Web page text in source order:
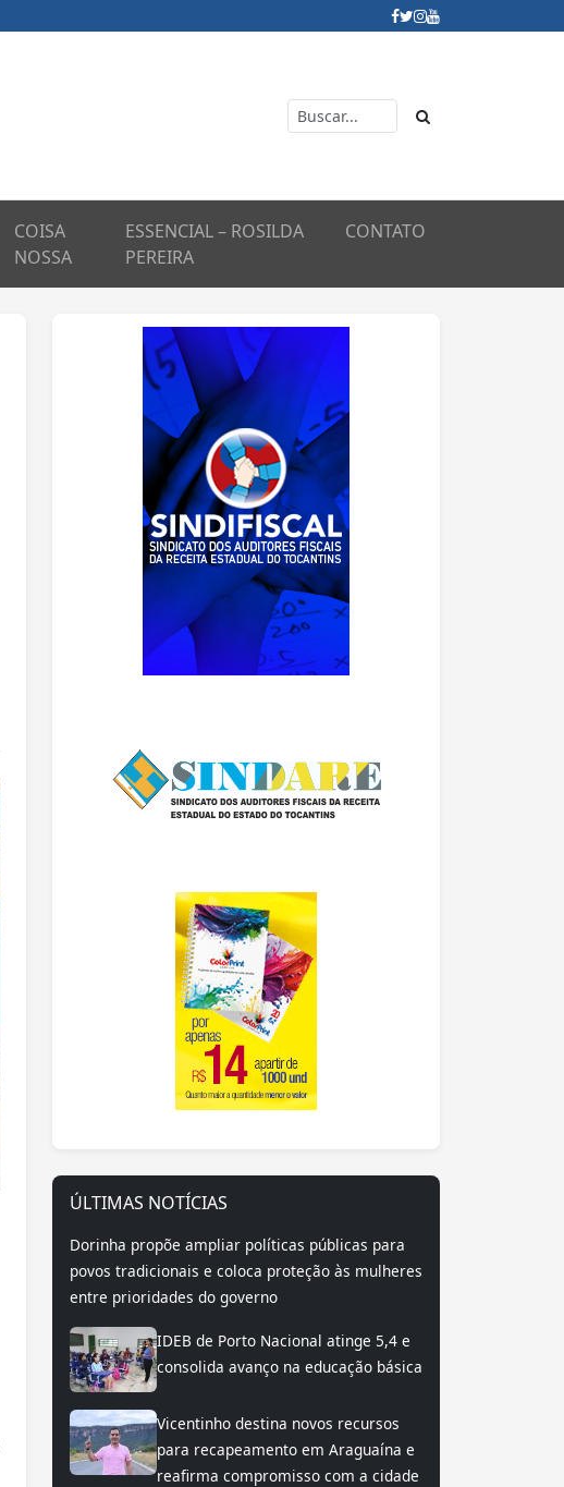
COISA
NOSSA
ESSENCIAL – ROSILDA
PEREIRA
CONTATO
ÚLTIMAS NOTÍCIAS
Dorinha propõe ampliar políticas públicas para
povos tradicionais e coloca proteção às mulheres
entre prioridades do governo
IDEB de Porto Nacional atinge 5,4 e
consolida avanço na educação básica
Vicentinho destina novos recursos
para recapeamento em Araguaína e
reafirma compromisso com a cidade